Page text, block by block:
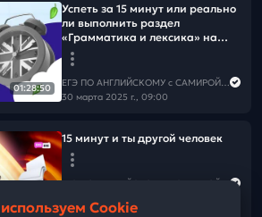
01:28:50
Успеть за 15 минут или реально
ли выполнить раздел
«Грамматика и лексика» на
максимум? (ролик)
ЕГЭ ПО АНГЛИЙСКОМУ с САМИРОЙ COOLешовой
30 марта 2025 г., 09:00
15 минут и ты другой человек
Cookie